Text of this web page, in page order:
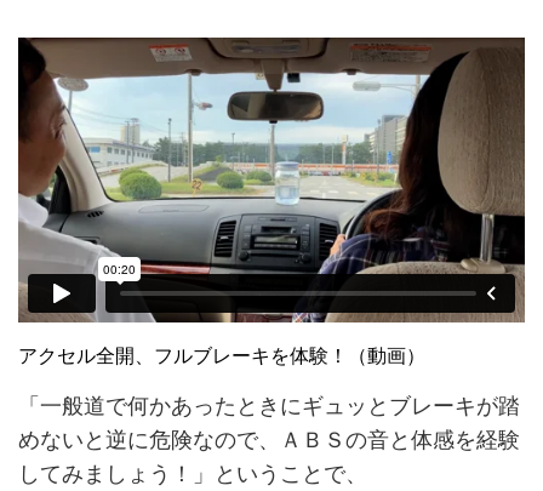
アクセル全開、フルブレーキを体験！（動画）
「一般道で何かあったときにギュッとブレーキが踏
めないと逆に危険なので、ＡＢＳの音と体感を経験
してみましょう！」ということで、